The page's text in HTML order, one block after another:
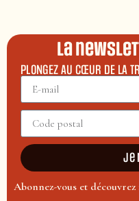
La
PLONGEZ AU CŒUR DE LA
Je
Abonnez-vous et découvrez